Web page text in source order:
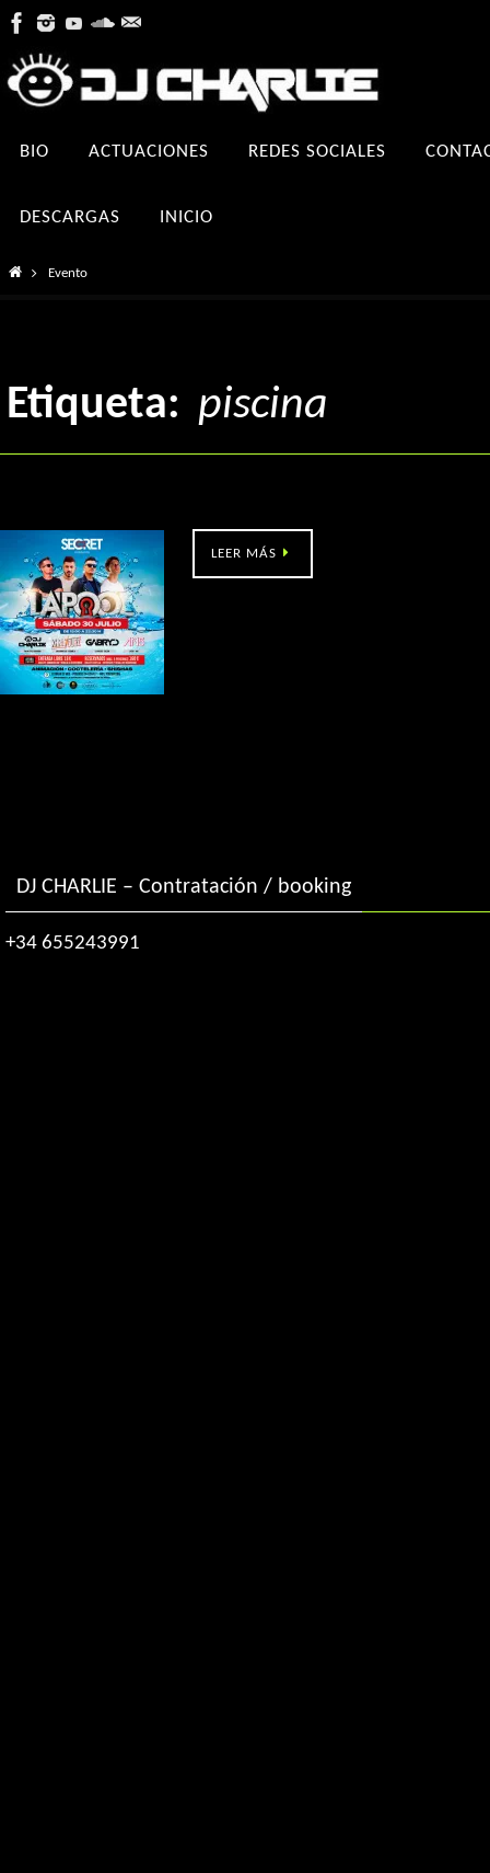
contenido
BIO ACTUACIONES REDES SOCIALES
DESCARGAS INICIO
InicioEvento
Etiqueta: piscina
LEER MÁS
DJ CHARLIE – Contratación / booking
+34 655243991